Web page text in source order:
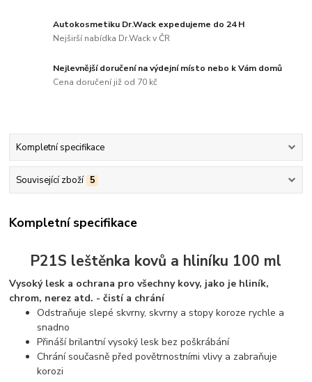
Autokosmetiku Dr.Wack expedujeme do 24 H
Nejširší nabídka Dr.Wack v ČR
Nejlevnější doručení na výdejní místo nebo k Vám domů
Cena doručení již od 70 kč
Kompletní specifikace
Související zboží 5
Kompletní specifikace
P21S leštěnka kovů a hliníku 100 ml
Vysoký lesk a ochrana pro všechny kovy, jako je hliník,
chrom, nerez atd. - čistí a chrání
Odstraňuje slepé skvrny, skvrny a stopy koroze rychle a
snadno
Přináší brilantní vysoký lesk bez poškrábání
Chrání současně před povětrnostními vlivy a zabraňuje
korozi